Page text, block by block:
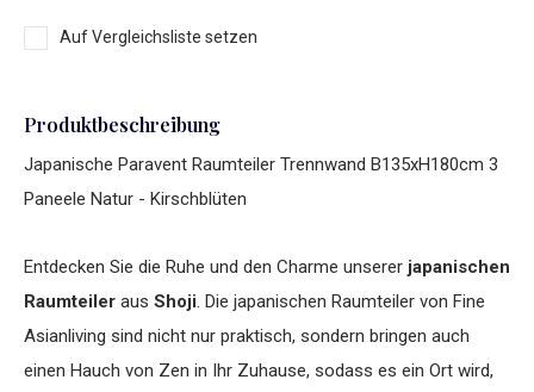
Auf Vergleichsliste setzen
Produktbeschreibung
Japanische Paravent Raumteiler Trennwand B135xH180cm 3
Paneele Natur - Kirschblüten
Entdecken Sie die Ruhe und den Charme unserer japanischen
Raumteiler aus Shoji. Die japanischen Raumteiler von Fine
Asianliving sind nicht nur praktisch, sondern bringen auch
einen Hauch von Zen in Ihr Zuhause, sodass es ein Ort wird,